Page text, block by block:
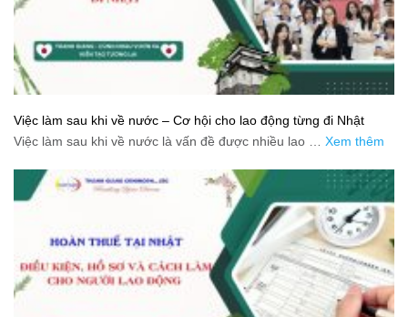
Việc làm sau khi về nước – Cơ hội cho lao động từng đi Nhật
Việc làm sau khi về nước là vấn đề được nhiều lao … Xem thêm